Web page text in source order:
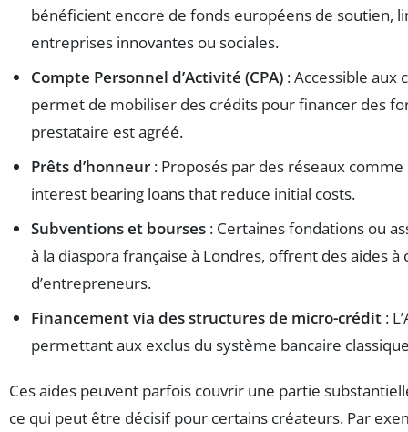
bénéficient encore de fonds européens de soutien,
entreprises innovantes ou sociales.
Compte Personnel d’Activité (CPA) : Accessible
permet de mobiliser des crédits pour financer des
prestataire est agréé.
Prêts d’honneur : Proposés par des réseaux
interest bearing loans that reduce initial costs.
Subventions et bourses : Certaines fondations ou
à la diaspora française à Londres, offrent des aides
d’entrepreneurs.
Financement via des structures de micro-crédit :
permettant aux exclus du système bancaire
Ces aides peuvent parfois couvrir une partie
ce qui peut être décisif pour certains créateurs. Par